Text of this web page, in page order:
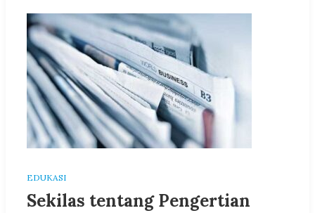
EDUKASI
Sekilas tentang Pengertian